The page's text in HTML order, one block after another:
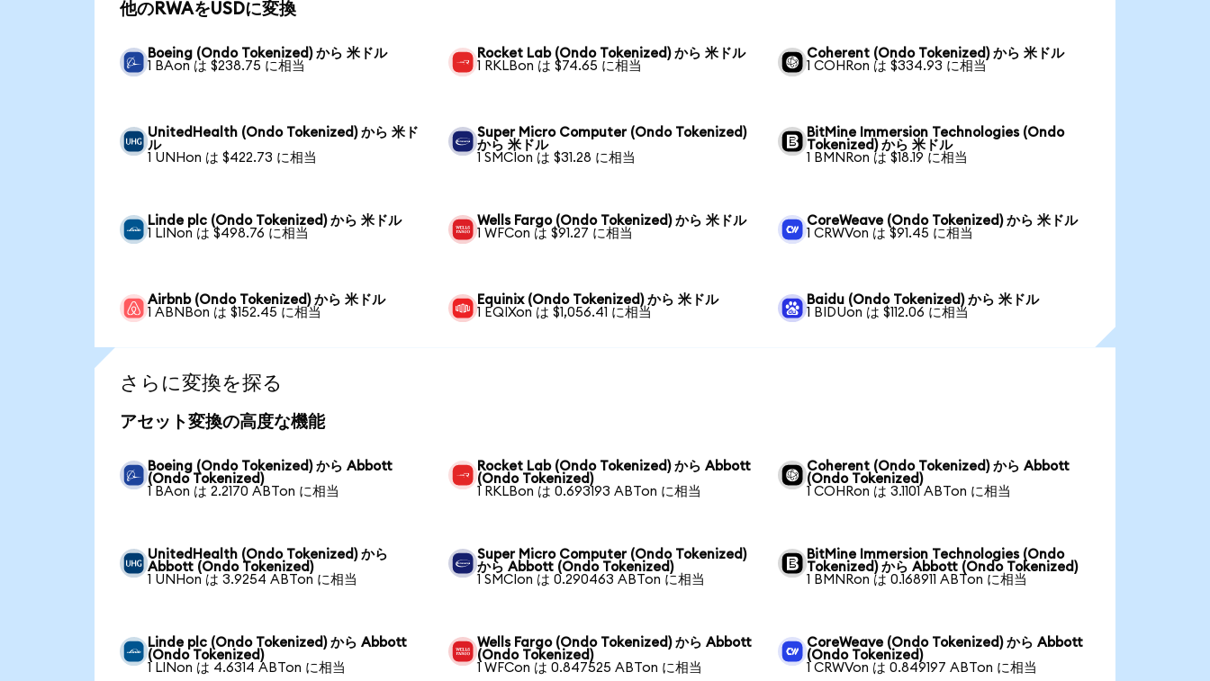
他のRWAをUSDに変換
Boeing (Ondo Tokenized) から 米ドル
1 BAon は $238.75 に相当
Rocket Lab (Ondo Tokenized) から 米ドル
1 RKLBon は $74.65 に相当
Coherent (Ondo Tokenized) から 米ドル
1 COHRon は $334.93 に相当
UnitedHealth (Ondo Tokenized) から 米ド
ル
1 UNHon は $422.73 に相当
Super Micro Computer (Ondo Tokenized)
から 米ドル
1 SMCIon は $31.28 に相当
BitMine Immersion Technologies (Ondo
Tokenized) から 米ドル
1 BMNRon は $18.19 に相当
Linde plc (Ondo Tokenized) から 米ドル
1 LINon は $498.76 に相当
Wells Fargo (Ondo Tokenized) から 米ドル
1 WFCon は $91.27 に相当
CoreWeave (Ondo Tokenized) から 米ドル
1 CRWVon は $91.45 に相当
Airbnb (Ondo Tokenized) から 米ドル
1 ABNBon は $152.45 に相当
Equinix (Ondo Tokenized) から 米ドル
1 EQIXon は $1,056.41 に相当
Baidu (Ondo Tokenized) から 米ドル
1 BIDUon は $112.06 に相当
さらに変換を探る
アセット変換の高度な機能
Boeing (Ondo Tokenized) から Abbott
(Ondo Tokenized)
1 BAon は 2.2170 ABTon に相当
Rocket Lab (Ondo Tokenized) から Abbott
(Ondo Tokenized)
1 RKLBon は 0.693193 ABTon に相当
Coherent (Ondo Tokenized) から Abbott
(Ondo Tokenized)
1 COHRon は 3.1101 ABTon に相当
UnitedHealth (Ondo Tokenized) から
Abbott (Ondo Tokenized)
1 UNHon は 3.9254 ABTon に相当
Super Micro Computer (Ondo Tokenized)
から Abbott (Ondo Tokenized)
1 SMCIon は 0.290463 ABTon に相当
BitMine Immersion Technologies (Ondo
Tokenized) から Abbott (Ondo Tokenized)
1 BMNRon は 0.168911 ABTon に相当
Linde plc (Ondo Tokenized) から Abbott
(Ondo Tokenized)
1 LINon は 4.6314 ABTon に相当
Wells Fargo (Ondo Tokenized) から Abbott
(Ondo Tokenized)
1 WFCon は 0.847525 ABTon に相当
CoreWeave (Ondo Tokenized) から Abbott
(Ondo Tokenized)
1 CRWVon は 0.849197 ABTon に相当